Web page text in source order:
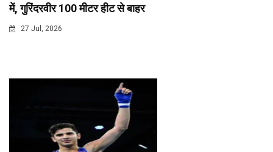
में, गुरिंदरवीर 100 मीटर हीट से बाहर
27 Jul, 2026